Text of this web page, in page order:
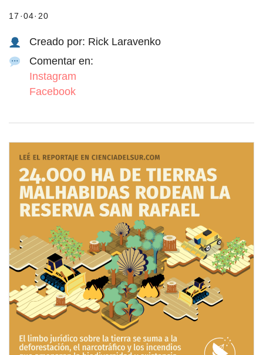
por formato
17·04·20
Creado por: Rick Laravenko
Comentar en:
Instagram
Facebook